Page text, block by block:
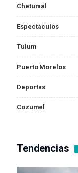
Chetumal
Espectáculos
Tulum
Puerto Morelos
Deportes
Cozumel
Tendencias